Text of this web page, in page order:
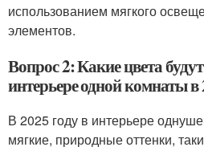
использованием мягкого
элементов.
Вопрос 2: Какие цвета
интерьере одной комнаты в
В 2025 году в интерьере
мягкие, природные оттенки,